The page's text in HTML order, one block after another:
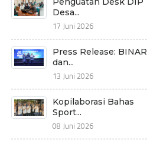
Desa...
17 Juni 2026
Press Release: BINAR
dan...
13 Juni 2026
Kopilaborasi Bahas
Sport...
08 Juni 2026